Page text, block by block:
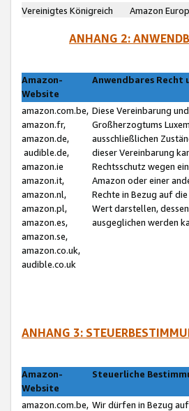
Vereinigtes Königreich
Amazon
ANHANG 2:
Amazon-
Website
Anwendbares
amazon.com.be,
amazon.fr,
amazon.de,
audible.de,
amazon.ie
amazon.it,
amazon.nl,
amazon.pl,
amazon.es,
amazon.se,
amazon.co.uk,
audible.co.uk
Diese Vereinbarung
Großherzogtums
ausschließlichen
dieser Vereinbarung
Rechtsschutz wegen
Amazon oder einer
Rechte in Bezug auf
Wert darstellen,
ausgeglichen werden
ANHANG 3:
Amazon-
Website
Steuerliche
amazon.com.be, Wir dürfen in Bezug